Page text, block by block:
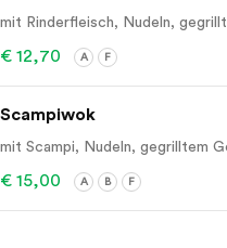
mit Rinderfleisch, Nudeln,
€ 12,70 A F
Scampiwok
mit Scampi, Nudeln, gegrilltem
€ 15,00 A B F